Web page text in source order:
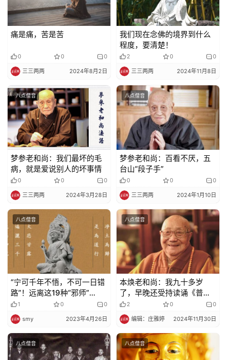
痛是痛，苦是苦
0 0 0
三三两两 2024年8月2日
我们现在念佛的境界到什么
程度，要清楚！
2 0 0
三三两两 2024年11月8日
八点僧音
梦参老和尚：我们最坏的毛
病，就是爱说别人的坏事情
0 0 0
三三两两 2024年3月28日
八点僧音
梦参老和尚：百看不厌，五
台山“段子手”
0 0 0
三三两两 2024年1月10日
八点僧音
“宁可千年不悟，不可一日错
路”！远离这19种“邪师”
（一）
1 0 0
smy 2023年4月26日
八点僧音
本焕老和尚：我九十多岁
了，早晚还受持读诵《普贤
行愿品》十几遍
2 0 0
编辑：庄雅婷 2024年11月30日
八点僧音 八点僧音